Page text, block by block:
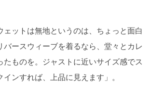
ェットは無地というのは、ちょっと面白
バースウィーブを着るなら、堂々とカレ
たものを。ジャストに近いサイズ感でス
インすれば、上品に見えます」。